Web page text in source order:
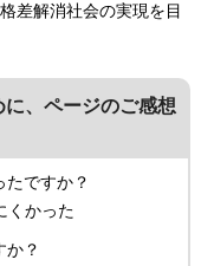
差解消社会の実現を目
、ページのご感想
たですか？
くかった
か？